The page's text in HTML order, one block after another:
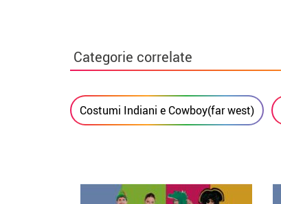
Categorie correlate
Costumi Indiani e Cowboy(far west)